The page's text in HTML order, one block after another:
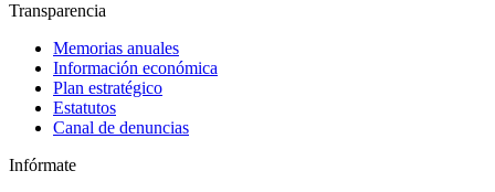
Transparencia
Memorias anuales
Información económica
Plan estratégico
Estatutos
Canal de denuncias
Infórmate